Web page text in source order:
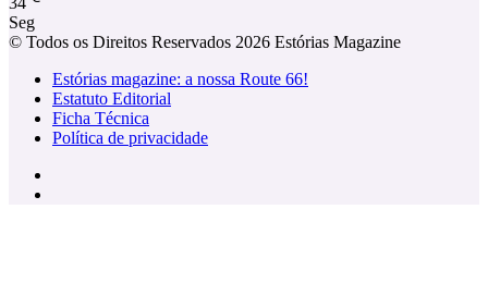
Seg
© Todos os Direitos Reservados 2026 Estórias Magazine
Estórias magazine: a nossa Route 66!
Estatuto Editorial
Ficha Técnica
Política de privacidade